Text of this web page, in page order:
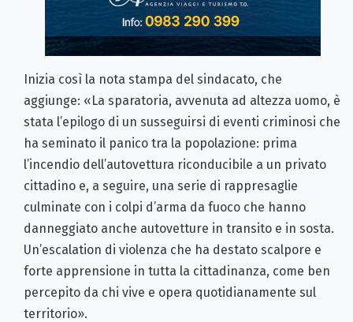
Inizia così la nota stampa del sindacato, che
aggiunge: «La sparatoria, avvenuta ad altezza uomo, è
stata l’epilogo di un susseguirsi di eventi criminosi che
ha seminato il panico tra la popolazione: prima
l’incendio dell’autovettura riconducibile a un privato
cittadino e, a seguire, una serie di rappresaglie
culminate con i colpi d’arma da fuoco che hanno
danneggiato anche autovetture in transito e in sosta.
Un’escalation di violenza che ha destato scalpore e
forte apprensione in tutta la cittadinanza, come ben
percepito da chi vive e opera quotidianamente sul
territorio».